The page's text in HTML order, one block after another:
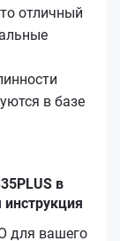
отличный
в базе
в
для вашего